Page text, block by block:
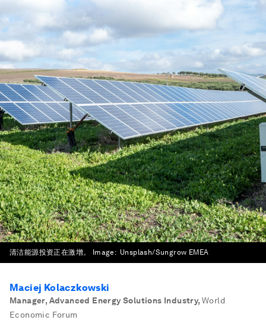
清洁能源投资正在激增。 Image: Unsplash/Sungrow EMEA
Maciej Kolaczkowski
Manager, Advanced Energy Solutions Industry, World
Economic Forum